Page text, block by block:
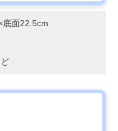
底面22.5cm